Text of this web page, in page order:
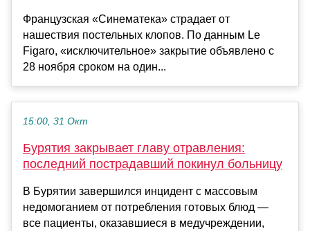
Французская «Синематека» страдает от
нашествия постельных клопов. По данным Le
Figaro, «исключительное» закрытие объявлено с
28 ноября сроком на один...
15:00, 31 Окт
Бурятия закрывает главу отравления:
последний пострадавший покинул больницу
В Бурятии завершился инцидент с массовым
недомоганием от потребления готовых блюд —
все пациенты, оказавшиеся в медучреждении,